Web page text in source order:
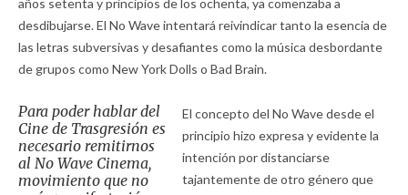
años setenta y principios de los ochenta, ya comenzaba a
desdibujarse. El No Wave intentará reivindicar tanto la esencia de
las letras subversivas y desafiantes como la música desbordante
de grupos como New York Dolls o Bad Brain.
Para poder hablar del
Cine de Trasgresión es
necesario remitirnos
al No Wave Cinema,
movimiento que no
El concepto del No Wave desde el
principio hizo expresa y evidente la
intención por distanciarse
tajantemente de otro género que